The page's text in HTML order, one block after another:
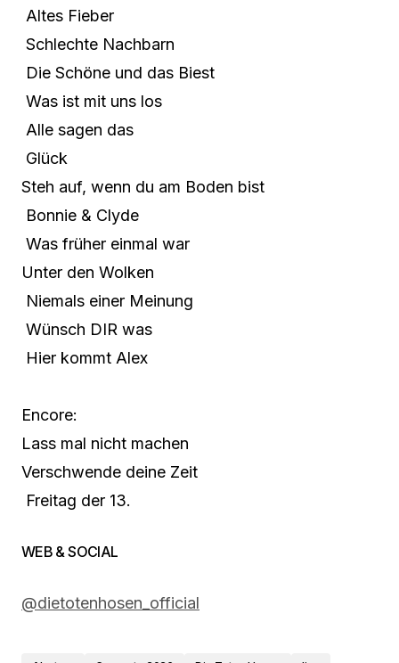
Altes Fieber
Schlechte Nachbarn
Die Schöne und das Biest
Was ist mit uns los
Alle sagen das
Glück
Steh auf, wenn du am Boden bist
Bonnie & Clyde
Was früher einmal war
Unter den Wolken
Niemals einer Meinung
Wünsch DIR was
Hier kommt Alex
Encore:
Lass mal nicht machen
Verschwende deine Zeit
Freitag der 13.
WEB & SOCIAL
@dietotenhosen_official